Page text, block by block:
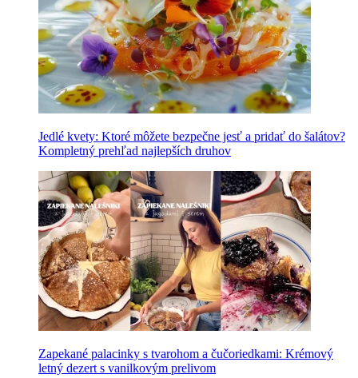
Jedlé kvety: Ktoré môžete bezpečne jesť a pridať do šalátov?
Kompletný prehľad najlepších druhov
Zapekané palacinky s tvarohom a čučoriedkami: Krémový
letný dezert s vanilkovým prelivom